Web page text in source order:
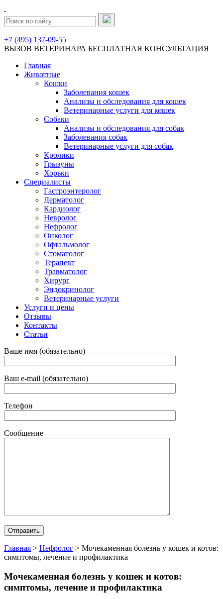
+7 (495) 137-09-55
ВЫЗОВ ВЕТЕРИНАРА БЕСПЛАТНАЯ КОНСУЛЬТАЦИЯ
Главная
Животные
Кошки
Заболевания кошек
Анализы и обследования для кошек
Ветеринарные услуги для кошек
Собаки
Анализы и обследования для собак
Заболевания собак
Ветеринарные услуги для собак
Кролики
Грызуны
Хорьки
Специалисты
Гастроэнтеролог
Дерматолог
Кардиолог
Невролог
Нефролог
Онколог
Офтальмолог
Стоматолог
Терапевт
Травматолог
Хирург
Эндокринолог
Ветеринарные услуги
Услуги и цены
Отзывы
Контакты
Статьи
Ваше имя (обязательно)
Ваш e-mail (обязательно)
Телефон
Сообщение
Главная > Нефролог > Мочекаменная болезнь у кошек и котов:
симптомы, лечение и профилактика
Мочекаменная болезнь у кошек и котов:
симптомы, лечение и профилактика